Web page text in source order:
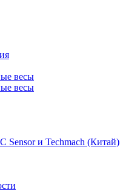
весы
весы
Sensor и Techmach (Китай)